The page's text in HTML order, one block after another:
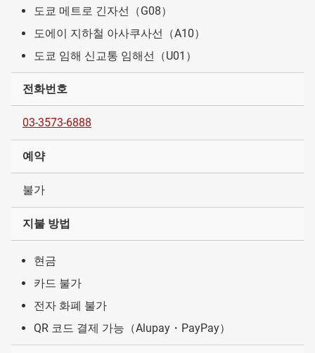
도쿄 메트로 긴자선（G08）
도에이 지하철 아사쿠사선（A10）
도쿄 임해 신교통 임해선（U01）
전화번호
03-3573-6888
예약
불가
지불 방법
현금
카드 불가
전자 화폐 불가
QR 코드 결제 가능（Alupay・PayPay）